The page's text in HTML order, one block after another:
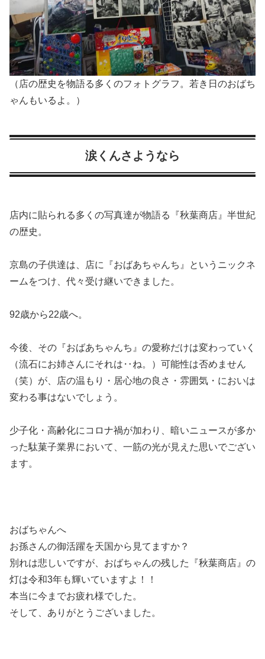
（店の歴史を物語る多くのフォトグラフ。若き日のおばち
ゃんもいるよ。）
涙くんさようなら
店内に貼られる多くの写真達が物語る『秋葉商店』半世紀
の歴史。
京島の子供達は、店に『おばあちゃんち』というニックネ
ームをつけ、代々受け継いできました。
92歳から22歳へ。
今後、その『おばあちゃんち』の愛称だけは変わっていく
（流石にお姉さんにそれは‥ね。）可能性は否めません
（笑）が、店の温もり・居心地の良さ・雰囲気・においは
変わる事はないでしょう。
少子化・高齢化にコロナ禍が加わり、暗いニュースが多か
った駄菓子業界において、一筋の光が見えた思いでござい
ます。
おばちゃんへ
お孫さんの御活躍を天国から見てますか？
別れは悲しいですが、おばちゃんの残した『秋葉商店』の
灯は令和3年も輝いていますよ！！
本当に今までお疲れ様でした。
そして、ありがとうございました。